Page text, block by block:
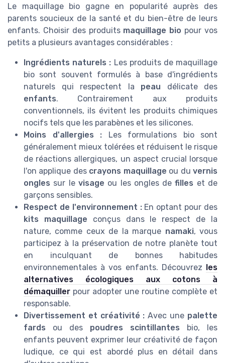
Le maquillage bio gagne en popularité auprès des
parents soucieux de la santé et du bien-être de leurs
enfants. Choisir des produits maquillage bio pour vos
petits a plusieurs avantages considérables :
Ingrédients naturels : Les produits de maquillage
bio sont souvent formulés à base d'ingrédients
naturels qui respectent la peau délicate des
enfants. Contrairement aux produits
conventionnels, ils évitent les produits chimiques
nocifs tels que les parabènes et les silicones.
Moins d'allergies : Les formulations bio sont
généralement mieux tolérées et réduisent le risque
de réactions allergiques, un aspect crucial lorsque
l'on applique des crayons maquillage ou duvernis
ongles sur le visage ou les ongles defilles et de
garçons sensibles.
Respect de l'environnement :En optant pour des
kits maquillage conçus dans le respect de la
nature, comme ceux de la marque namaki, vous
participez à la préservation de notre planète tout
en inculquant de bonnes habitudes
environnementales à vos enfants. Découvrez les
alternatives écologiques aux cotons à
démaquiller pour adopter une routine complète et
responsable.
Divertissement et créativité : Avec une palette
fards ou des poudres scintillantes bio, les
enfants peuvent exprimer leur créativité de façon
ludique, ce qui est abordé plus en détail dans